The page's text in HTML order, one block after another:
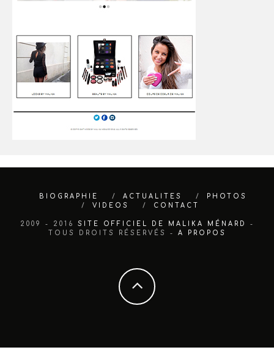
BIOGRAPHIE ACTUALITES
PHOTOS
VIDEOS
CONTACT
2009 - 2016 SITE OFFICIEL DE MALIKA MÉNARD
-
TOUS DROITS RÉSERVÉS - A PROPOS